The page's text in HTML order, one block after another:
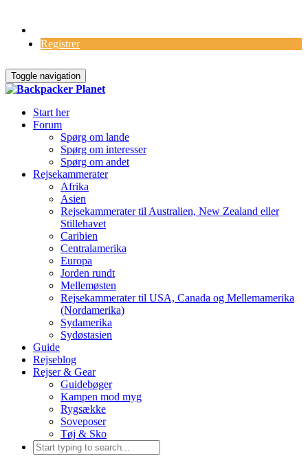
Registrer
Toggle navigation
Start her
Forum
Spørg om lande
Spørg om interesser
Spørg om andet
Rejsekammerater
Afrika
Asien
Rejsekammerater til Australien, New Zealand eller
Stillehavet
Caribien
Centralamerika
Europa
Jorden rundt
Mellemøsten
Rejsekammerater til USA, Canada og Mellemamerika
(Nordamerika)
Sydamerika
Sydøstasien
Guide
Rejseblog
Rejser & Gear
Guidebøger
Kampen mod myg
Rygsække
Soveposer
Tøj & Sko